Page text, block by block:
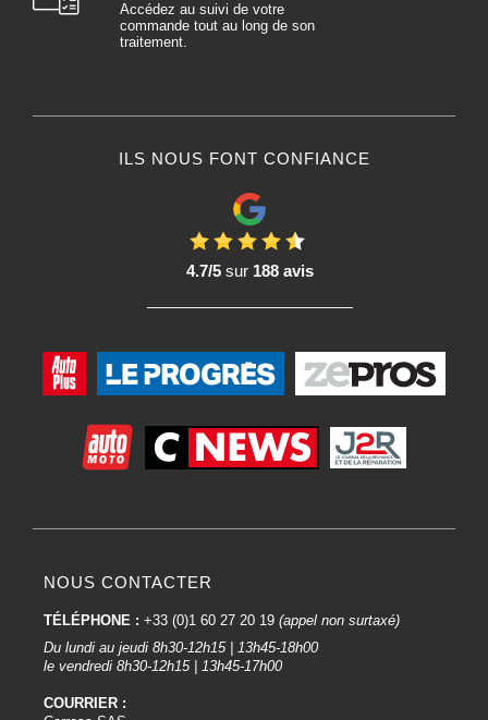
Accédez au suivi de votre
commande tout au long de son
traitement.
ILS NOUS FONT CONFIANCE
4.7/5sur 188 avis
NOUS CONTACTER
TÉLÉPHONE : +33 (0)1 60 27 20 19 (appel non surtaxé)
Du lundi au jeudi 8h30-12h15 | 13h45-18h00
le vendredi 8h30-12h15 | 13h45-17h00
COURRIER :